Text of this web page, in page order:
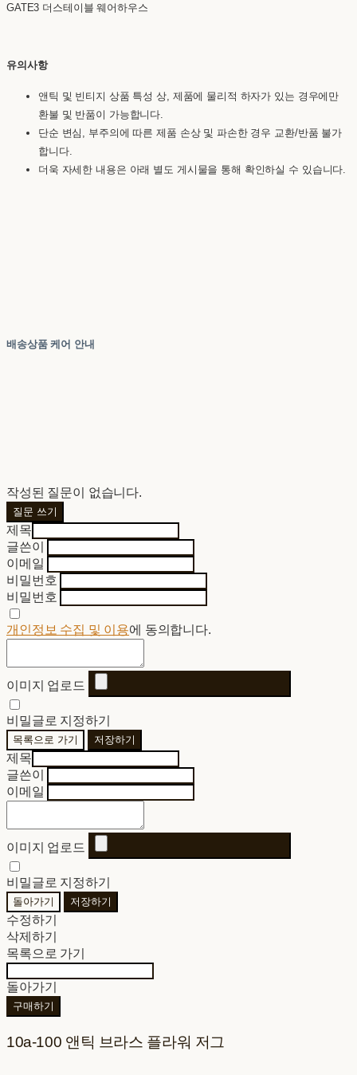
GATE3 더스테이블 웨어하우스
유의사항
앤틱 및 빈티지 상품 특성 상, 제품에 물리적 하자가 있는 경우에만
환불 및 반품이 가능합니다.
단순 변심, 부주의에 따른 제품 손상 및 파손한 경우 교환/반품 불가
합니다.
더욱 자세한 내용은 아래 별도 게시물을 통해 확인하실 수 있습니다.
배송상품 케어 안내
작성된 질문이 없습니다.
질문 쓰기
제목
글쓴이
이메일
비밀번호
비밀번호
개인정보 수집 및 이용에 동의합니다.
이미지 업로드
비밀글로 지정하기
목록으로 가기 저장하기
제목
글쓴이
이메일
이미지 업로드
비밀글로 지정하기
돌아가기 저장하기
수정하기
삭제하기
목록으로 가기
돌아가기
구매하기
10a-100 앤틱 브라스 플라워 저그